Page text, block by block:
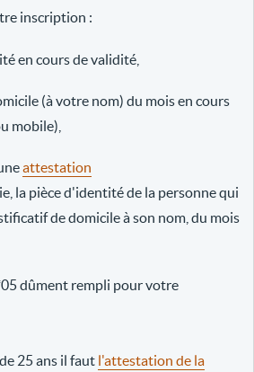
inscription :
en cours de validité,
(à votre nom) du mois en cours
mobile),
attestation
la pièce d'identité de la personne qui
de domicile à son nom, du mois
dûment rempli pour votre
25 ans il faut l'attestation de la